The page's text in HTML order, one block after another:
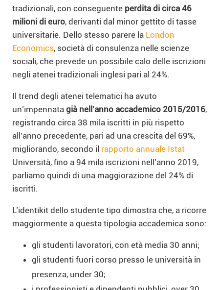
tradizionali, con conseguente perdita di circa 46
milioni di euro, derivanti dal minor gettito di tasse
universitarie. Dello stesso parere la London
Economics, società di consulenza nelle scienze
sociali, che prevede un possibile calo delle iscrizioni
negli atenei tradizionali inglesi pari al 24%.
Il trend degli atenei telematici ha avuto
un’impennata già nell’anno accademico 2015/2016,
registrando circa 38 mila iscritti in più rispetto
all’anno precedente, pari ad una crescita del 69%,
migliorando, secondo il rapporto annuale Istat
Università, fino a 94 mila iscrizioni nell’anno 2019,
parliamo quindi di una maggiorazione del 24% di
iscritti.
L’identikit dello studente tipo dimostra che, a ricorre
maggiormente a questa tipologia accademica sono:
gli studenti lavoratori, con età media 30 anni;
gli studenti fuori corso presso le università in
presenza, under 30;